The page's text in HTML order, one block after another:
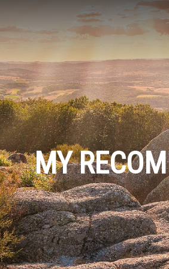
MY